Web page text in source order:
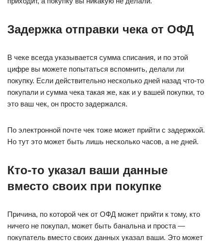
Задержка отправки чека от ОФД
В чеке всегда указывается сумма списания, и по этой
цифре вы можете попытаться вспомнить, делали ли
покупку. Если действительно несколько дней назад что-то
покупали и сумма чека такая же, как и у вашей покупки, то
это ваш чек, он просто задержался.
По электронной почте чек тоже может прийти с задержкой.
Но тут это может быть лишь несколько часов, а не дней.
Кто-то указал ваши данные
вместо своих при покупке
Причина, по которой чек от ОФД может прийти к тому, кто
ничего не покупал, может быть банальна и проста —
покупатель вместо своих данных указал ваши. Это может